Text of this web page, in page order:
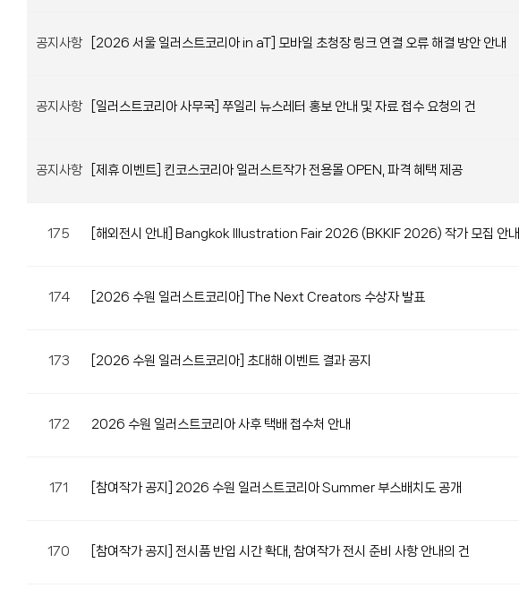
공지사항 [2026 서울 일러스트코리아 in aT] 모바일 초청장 링크 연결 오류 해결 방안 안내
공지사항 [일러스트코리아 사무국] 쭈일리 뉴스레터 홍보 안내 및 자료 접수 요청의 건
공지사항 [제휴 이벤트] 킨코스코리아 일러스트작가 전용몰 OPEN, 파격 혜택 제공
175 [해외전시 안내] Bangkok Illustration Fair 2026 (BKKIF 2026) 작가 모집 안내
174 [2026 수원 일러스트코리아] The Next Creators 수상자 발표
173 [2026 수원 일러스트코리아] 초대해 이벤트 결과 공지
172 2026 수원 일러스트코리아 사후 택배 접수처 안내
171 [참여작가 공지] 2026 수원 일러스트코리아 Summer 부스배치도 공개
170 [참여작가 공지] 전시품 반입 시간 확대, 참여작가 전시 준비 사항 안내의 건